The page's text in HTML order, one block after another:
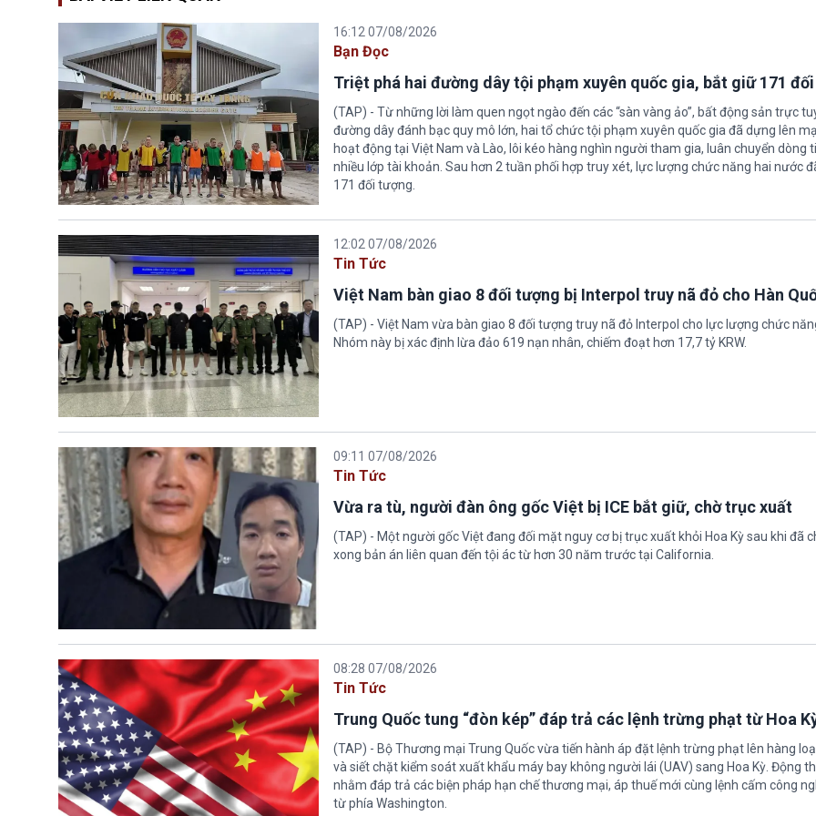
16:12 07/08/2026
Bạn Đọc
Triệt phá hai đường dây tội phạm xuyên quốc gia, bắt giữ 171
(TAP) - Từ những lời làm quen ngọt ngào đến các “sàn vàng ảo”, bất động sản trực
đường dây đánh bạc quy mô lớn, hai tổ chức tội phạm xuyên quốc gia đã dựng lên
hoạt động tại Việt Nam và Lào, lôi kéo hàng nghìn người tham gia, luân chuyển dòng
nhiều lớp tài khoản. Sau hơn 2 tuần phối hợp truy xét, lực lượng chức năng hai nước
171 đối tượng.
12:02 07/08/2026
Tin Tức
Việt Nam bàn giao 8 đối tượng bị Interpol truy nã đỏ cho Hàn
(TAP) - Việt Nam vừa bàn giao 8 đối tượng truy nã đỏ Interpol cho lực lượng chức
Nhóm này bị xác định lừa đảo 619 nạn nhân, chiếm đoạt hơn 17,7 tỷ KRW.
09:11 07/08/2026
Tin Tức
Vừa ra tù, người đàn ông gốc Việt bị ICE bắt giữ, chờ trục xuất
(TAP) - Một người gốc Việt đang đối mặt nguy cơ bị trục xuất khỏi Hoa Kỳ sau khi đã
xong bản án liên quan đến tội ác từ hơn 30 năm trước tại California.
08:28 07/08/2026
Tin Tức
Trung Quốc tung “đòn kép” đáp trả các lệnh trừng phạt từ Hoa
(TAP) - Bộ Thương mại Trung Quốc vừa tiến hành áp đặt lệnh trừng phạt lên hàng
và siết chặt kiểm soát xuất khẩu máy bay không người lái (UAV) sang Hoa Kỳ. Động
nhằm đáp trả các biện pháp hạn chế thương mại, áp thuế mới cùng lệnh cấm công
từ phía Washington.